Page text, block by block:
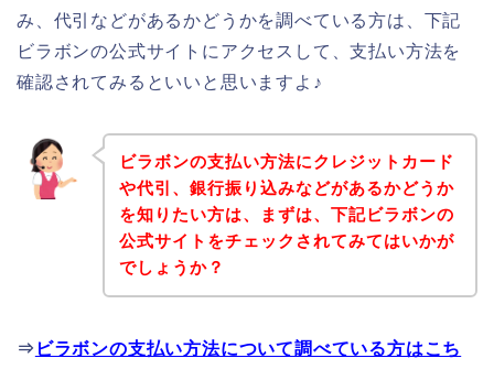
み、代引などがあるかどうかを調べている方は、下記
ビラボンの公式サイトにアクセスして、支払い方法を
確認されてみるといいと思いますよ♪
ビラボンの支払い方法にクレジットカード
や代引、銀行振り込みなどがあるかどうか
を知りたい方は、まずは、下記ビラボンの
公式サイトをチェックされてみてはいかが
でしょうか？
⇒ ビラボンの支払い方法について調べている方はこち